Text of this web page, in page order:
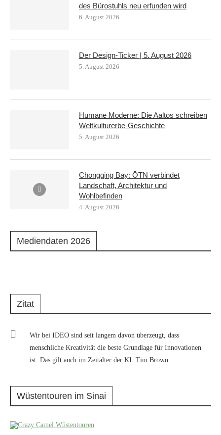
des Bürostuhls neu erfunden wird
6. August 2026
Der Design-Ticker | 5. August 2026
5. August 2026
Humane Moderne: Die Aaltos schreiben
Weltkulturerbe-Geschichte
5. August 2026
Chongqing Bay: ŌTN verbindet
Landschaft, Architektur und
Wohlbefinden
4. August 2026
Mediendaten 2026
Zitat
Wir bei IDEO sind seit langem davon überzeugt, dass
menschliche Kreativität die beste Grundlage für Innovationen
ist. Das gilt auch im Zeitalter der KI. Tim Brown
Wüstentouren im Sinai